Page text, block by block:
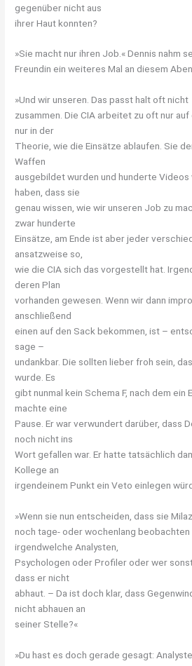
gegenüber nicht aus
ihrer Haut konnten?
»Sie macht nur ihren Job.« Dennis nahm
Freundin ein weiteres Mal an diesem
»Und wir unseren. Das passt halt oft nicht
zusammen. Die CIA arbeitet zu oft nur
nur in der
Theorie, wie die Einsätze ablaufen. Sie
Waffen
ausgebildet wurden und hunderte Videos
haben, dass sie
genau wissen, wie wir unseren Job zu
zwar hunderte
Einsätze, am Ende ist aber jeder
ansatzweise so,
wie die CIA sich das vorgestellt hat.
deren Plan
vorhanden gewesen. Wenn wir dann
anschließend
einen auf den Sack bekommen, ist –
sage –
undankbar. Die sollten lieber froh sein,
wurde. Es
gibt nunmal kein Schema F, nach dem ein
machte eine
Pause. Er war verwundert darüber, dass
noch nicht ins
Wort gefallen war. Er hatte tatsächlich
Kollege an
irgendeinem Punkt ein Veto einlegen
»Wenn sie nun entscheiden, dass sie
noch tage- oder wochenlang beobachten
irgendwelche Analysten,
Psychologen oder Profiler oder wer
dass er nicht
abhaut. – Da ist doch klar, dass
nicht abhauen an
seiner Stelle?«
»Du hast es doch gerade gesagt: